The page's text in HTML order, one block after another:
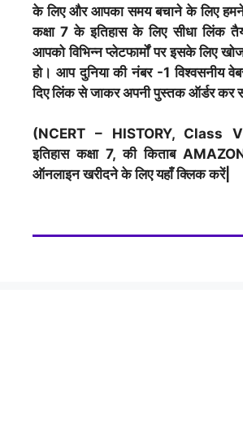
के लिए और आपका समय बचाने के लिए
कक्षा 7 के इतिहास के लिए सीधा लिंक
आपको विभिन्न प्लेटफार्मों पर इसके लिए
हो। आप दुनिया की नंबर -1 विश्वसनीय
दिए लिंक से जाकर अपनी पुस्तक ऑर्डर कर
(NCERT – HISTORY, Class
इतिहास कक्षा 7, की किताब
ऑनलाइन खरीदने के लिए यहाँ क्लिक करें|